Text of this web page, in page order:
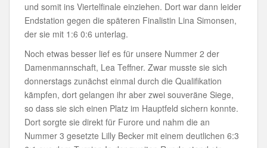
und somit ins Viertelfinale einziehen. Dort war dann leider
Endstation gegen die späteren Finalistin Lina Simonsen,
der sie mit 1:6 0:6 unterlag.
Noch etwas besser lief es für unsere Nummer 2 der
Damenmannschaft, Lea Teffner. Zwar musste sie sich
donnerstags zunächst einmal durch die Qualifikation
kämpfen, dort gelangen ihr aber zwei souveräne Siege,
so dass sie sich einen Platz im Hauptfeld sichern konnte.
Dort sorgte sie direkt für Furore und nahm die an
Nummer 3 gesetzte Lilly Becker mit einem deutlichen 6:3